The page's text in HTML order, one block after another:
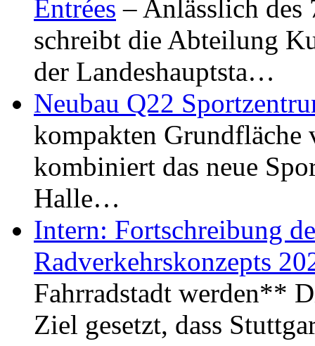
Entrées – Anlässlich
schreibt die Abteilung
der Landeshauptsta…
Neubau Q22
kompakten Grundfläche
kombiniert das neue
Halle…
Intern: Fortschreibung
Radverkehrskonzepts
Fahrradstadt werden**
Ziel gesetzt, dass